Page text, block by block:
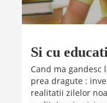
Si cu
Cand ma
prea dragute :
realitatii zilelor